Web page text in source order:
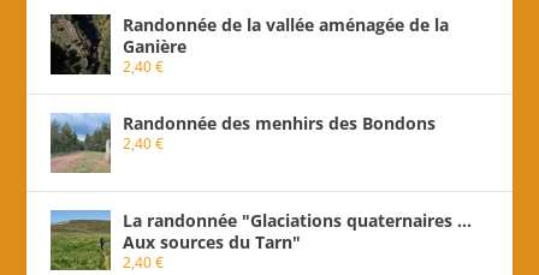
Randonnée de la vallée aménagée de la
Ganière
2,40€
Randonnée des menhirs des Bondons
2,40€
La randonnée "Glaciations quaternaires ...
Aux sources du Tarn"
2,40€